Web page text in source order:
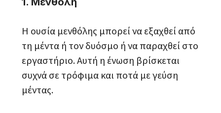
Η ουσία μενθόλης μπορεί να εξαχθεί από
τη μέντα ή τον δυόσμο ή να παραχθεί στο
εργαστήριο. Αυτή η ένωση βρίσκεται
συχνά σε τρόφιμα και ποτά με γεύση
μέντας.